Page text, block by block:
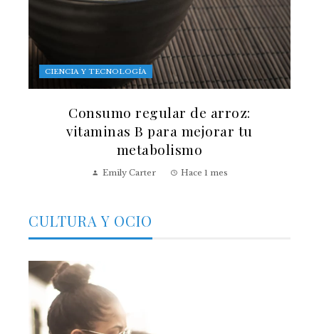
CIENCIA Y TECNOLOGÍA
Consumo regular de arroz:
vitaminas B para mejorar tu
metabolismo
Emily Carter Hace 1 mes
CULTURA Y OCIO